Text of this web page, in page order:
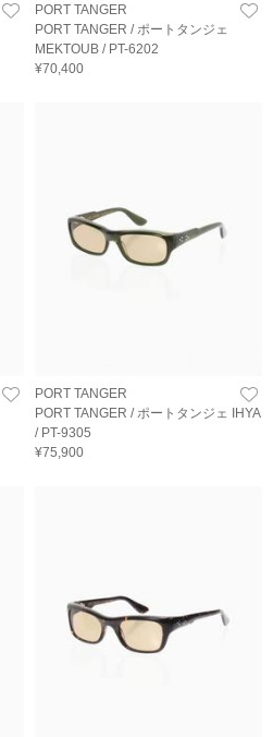
PORT TANGER
PORT TANGER / ポートタンジェ
MEKTOUB / PT-6202
¥70,400
PORT TANGER
PORT TANGER / ポートタンジェ IHYA
/ PT-9305
¥75,900